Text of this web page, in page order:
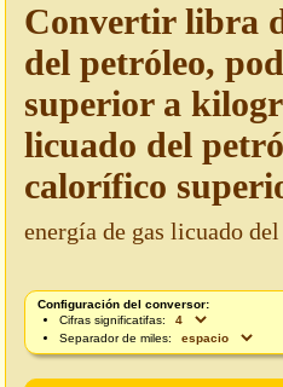
Convertir libra
del petróleo,
superior a
licuado del
calorífico
energía de gas licuado
Configuración del conversor:
Cifras significatifas:
Separador de miles: